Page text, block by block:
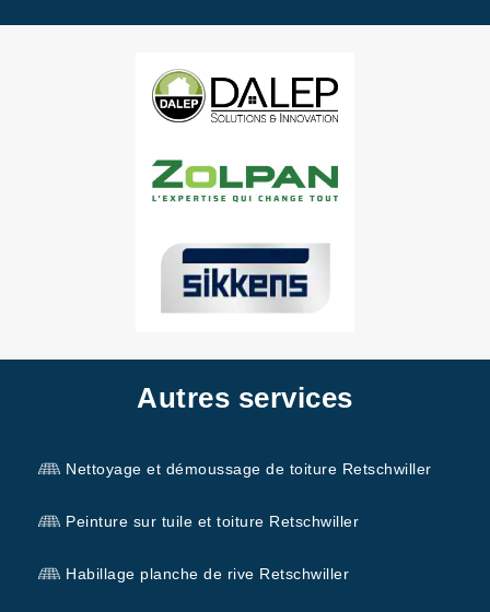
Autres services
Nettoyage et démoussage de toiture Retschwiller
Peinture sur tuile et toiture Retschwiller
Habillage planche de rive Retschwiller